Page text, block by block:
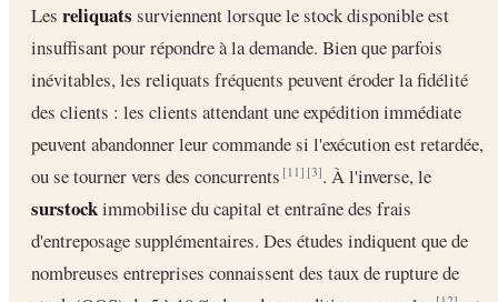
Les reliquats surviennent lorsque le stock disponible est
insuffisant pour répondre à la demande. Bien que parfois
inévitables, les reliquats fréquents peuvent éroder la fidélité
des clients : les clients attendant une expédition immédiate
peuvent abandonner leur commande si l'exécution est retardée,
ou se tourner vers des concurrents[11] [3]. À l'inverse, le
surstockimmobilise du capital et entraîne des frais
d'entreposage supplémentaires. Des études indiquent que de
nombreuses entreprises connaissent des taux de rupture de